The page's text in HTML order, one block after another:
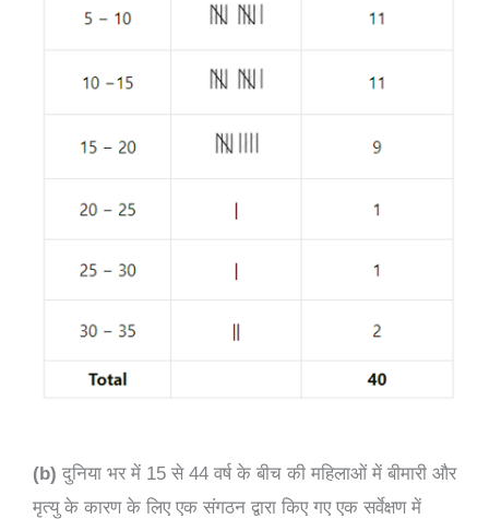
(b) दुनिया भर में 15 से 44 वर्ष के बीच की महिलाओं में बीमारी और
मृत्यु के कारण के लिए एक संगठन द्वारा किए गए एक सर्वेक्षण में